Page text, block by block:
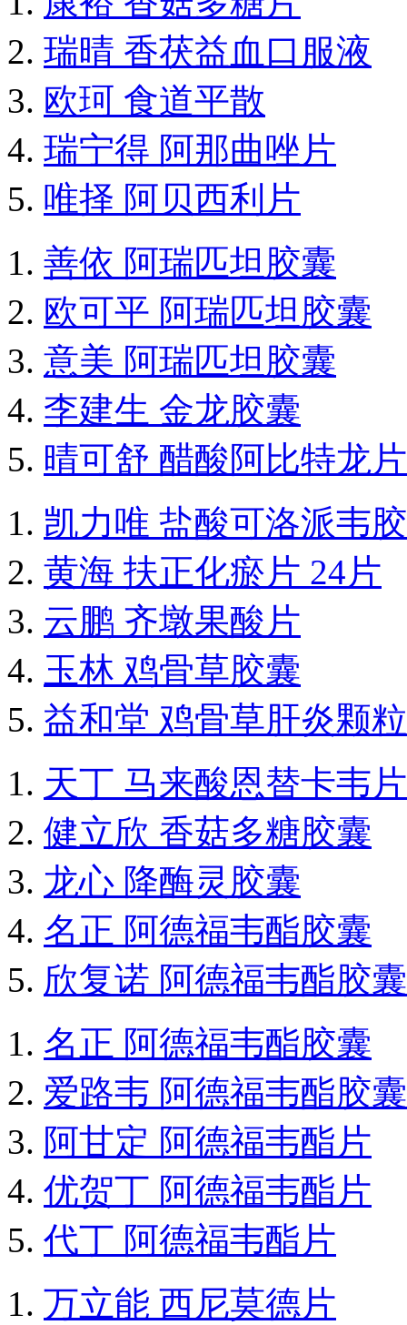
瑞晴 香茯益血口服液
欧珂 食道平散
瑞宁得 阿那曲唑片
唯择 阿贝西利片
善依 阿瑞匹坦胶囊
欧可平 阿瑞匹坦胶囊
意美 阿瑞匹坦胶囊
李建生 金龙胶囊
晴可舒 醋酸阿比特龙片
凯力唯 盐酸可洛派韦
黄海 扶正化瘀片 24片
云鹏 齐墩果酸片
玉林 鸡骨草胶囊
益和堂 鸡骨草肝炎颗粒
天丁 马来酸恩替卡韦片
健立欣 香菇多糖胶囊
龙心 降酶灵胶囊
名正 阿德福韦酯胶囊
欣复诺 阿德福韦酯胶囊
名正 阿德福韦酯胶囊
爱路韦 阿德福韦酯胶囊
阿甘定 阿德福韦酯片
优贺丁 阿德福韦酯片
代丁 阿德福韦酯片
万立能 西尼莫德片